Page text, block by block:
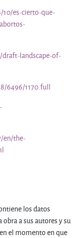
es-cierto-que-
landscape-of-
6496/1170.full
en/the-
los datos
a sus autores y su
el momento en que